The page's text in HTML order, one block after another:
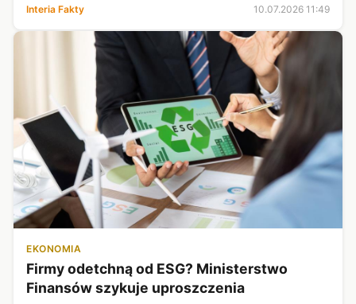
Radia ZET, w którym spekulowano na temat jego
potencjalnego sojuszu z P...
Interia Fakty 10.07.2026 11:49
EKONOMIA
Firmy odetchną od ESG? Ministerstwo
Finansów szykuje uproszczenia